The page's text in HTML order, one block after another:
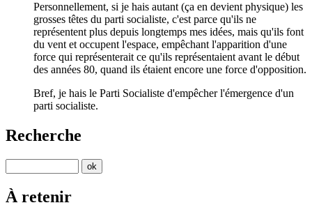
Personnellement, si je hais autant (ça en devient physique) les
grosses têtes du parti socialiste, c'est parce qu'ils ne
représentent plus depuis longtemps mes idées, mais qu'ils font
du vent et occupent l'espace, empêchant l'apparition d'une
force qui représenterait ce qu'ils représentaient avant le début
des années 80, quand ils étaient encore une force d'opposition.
Bref, je hais le Parti Socialiste d'empêcher l'émergence d'un
parti socialiste.
Recherche
À retenir